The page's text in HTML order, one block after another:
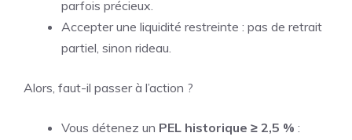
parfois précieux.
Accepter une liquidité restreinte : pas de retrait
partiel, sinon rideau.
Alors, faut-il passer à l’action ?
Vous détenez un PEL historique ≥ 2,5 % :